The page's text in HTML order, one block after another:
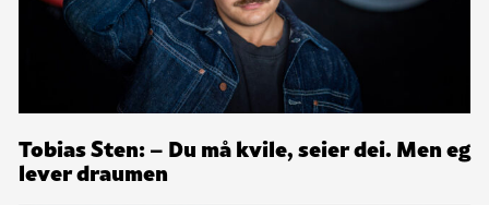
Tobias Sten: – Du må kvile, seier dei. Men eg
lever draumen